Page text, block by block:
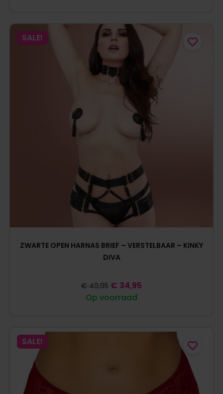
SALE!
ZWARTE OPEN HARNAS BRIEF – VERSTELBAAR – KINKY
DIVA
Op voorraad
€ 49,95 € 34,95
SALE!